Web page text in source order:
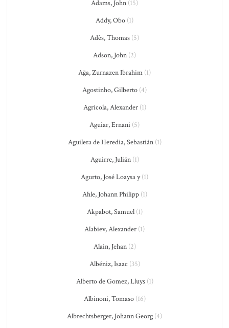
Adams, John (15)
Addy, Obo (1)
Adès, Thomas (5)
Adson, John (2)
Ağa, Zurnazen Ibrahim (1)
Agostinho, Gilberto (4)
Agricola, Alexander(1)
Aguiar, Ernani (5)
Aguilera de Heredia, Sebastián(1)
Aguirre, Julián(1)
Agurto, José Loaysa y(1)
Ahle, Johann Philipp(1)
Akpabot, Samuel(1)
Alabiev, Alexander (1)
Alain, Jehan(2)
Albéniz, Isaac (35)
Alberto de Gomez, Lluys(1)
Albinoni, Tomaso(16)
Albrechtsberger, Johann Georg (4)